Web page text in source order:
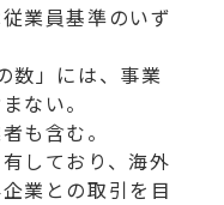
業員基準のいず
数」には、事業
ない。
も含む。
しており、海外
業との取引を目